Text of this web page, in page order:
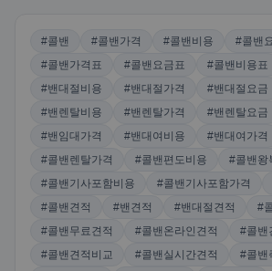
#콜밴 #콜밴가격 #콜밴비용 #콜밴
#콜밴가격표
#콜밴요금표 #콜밴비용표
#밴대절비용
#밴대절가격 #밴대절요금
#밴렌탈비용
#밴렌탈가격 #밴렌탈요금
#밴임대가격
#밴대여비용 #밴대여가격
#콜밴렌탈가격
#콜밴편도비용
#콜밴왕
#콜밴기사포함비용
#콜밴기사포함가격
#콜밴견적
#밴견적 #밴대절견적
#
#콜밴무료견적
#콜밴온라인견적
#콜밴
#콜밴견적비교
#콜밴실시간견적
#콜밴